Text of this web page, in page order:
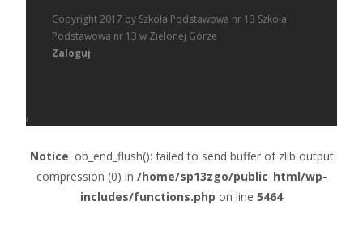
Copyright 2017 by Szkoła Podstawowa nr 13 Szkoła
Podstawowa nr 13 w Zielonej Górze
Zaloguj
,
Notice: ob_end_flush(): failed to send buffer of zlib output
compression (0) in /home/sp13zgo/public_html/wp-
includes/functions.php on line 5464